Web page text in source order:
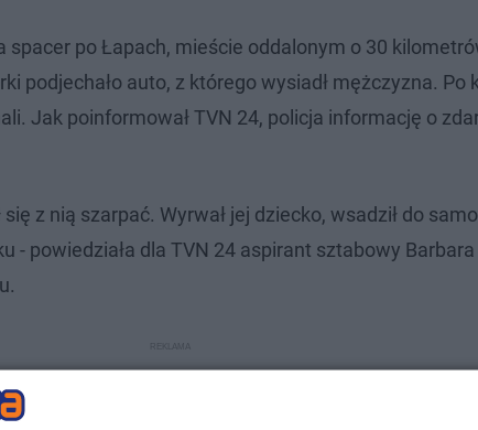
spacer po Łapach, mieście oddalonym o 30
podjechało auto, z którego wysiadł mężczyzna. Po
Jak poinformował TVN 24, policja informację o
z nią szarpać. Wyrwał jej dziecko, wsadził do
- powiedziała dla TVN 24 aspirant sztabowy